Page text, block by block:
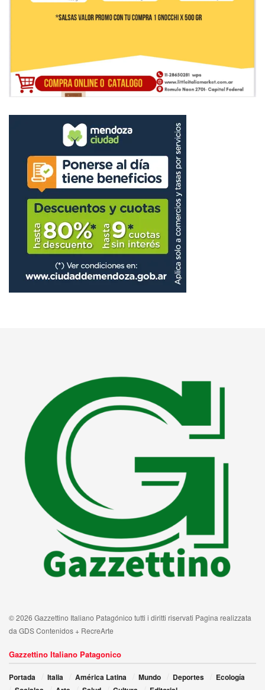
© 2026 Gazzettino Italiano Patagónico tutti i diritti riservati Pagina realizzata
da GDS Contenidos + RecreArte
Gazzettino Italiano Patagonico
Portada Italia América Latina Mundo Deportes
Ecología